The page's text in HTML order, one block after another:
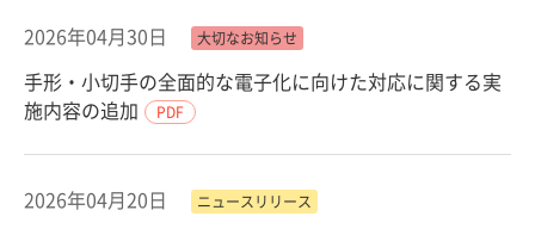
2026年04月30日 大切なお知らせ
手形・小切手の全面的な電子化に向けた対応に関する実
施内容の追加
PDF
2026年04月20日 ニュースリリース